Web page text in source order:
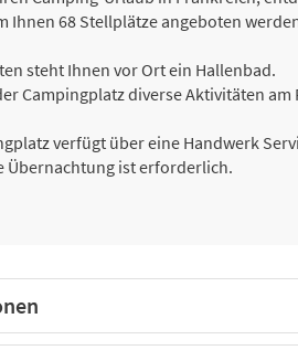
Ihnen 68 Stellplätze angeboten
steht Ihnen vor Ort ein Hallenbad.
Campingplatz diverse Aktivitäten am
verfügt über eine Handwerk
Übernachtung ist erforderlich.